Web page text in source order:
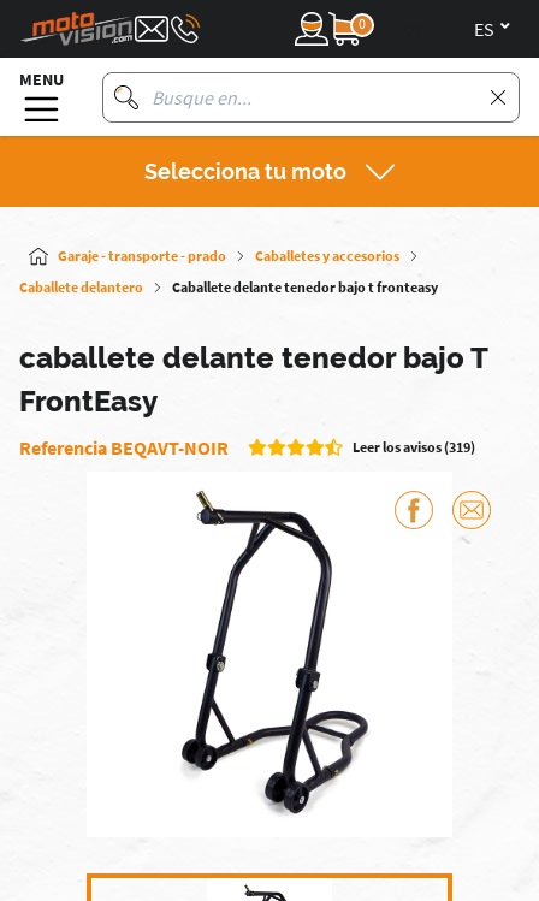
0
MENU
Selecciona tu moto
Garaje - transporte - prado
Caballetes y accesorios
Caballete delantero
Caballete delante tenedor bajo t fronteasy
caballete delante tenedor bajo T
FrontEasy
Referencia BEQAVT-NOIR Leer los avisos (319)